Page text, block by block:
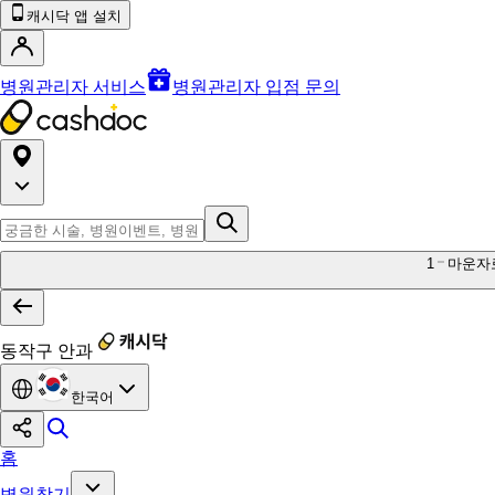
캐시닥 앱 설치
병원관리자 서비스 병원관리자 입점 문의
1 마운자
동작구 안과
한국어
홈